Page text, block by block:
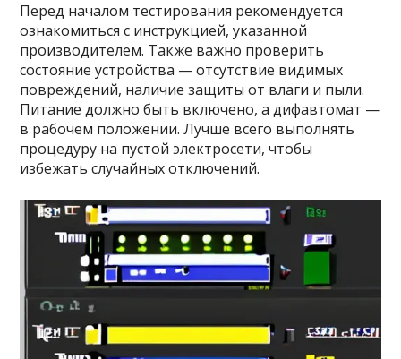
Перед началом тестирования рекомендуется
ознакомиться с инструкцией, указанной
производителем. Также важно проверить
состояние устройства — отсутствие видимых
повреждений, наличие защиты от влаги и пыли.
Питание должно быть включено, а дифавтомат —
в рабочем положении. Лучше всего выполнять
процедуру на пустой электросети, чтобы
избежать случайных отключений.